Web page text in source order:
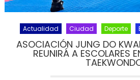
Actualidad Ciudad Deporte
ASOCIACIÓN JUNG DO
REUNIRÁ A ESCOLARES